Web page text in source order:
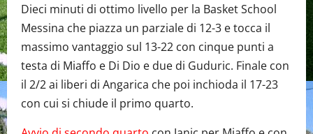
Dieci minuti di ottimo livello per la Basket School
Messina che piazza un parziale di 12-3 e tocca il
massimo vantaggio sul 13-22 con cinque punti a
testa di Miaffo e Di Dio e due di Guduric. Finale con
il 2/2 ai liberi di Angarica che poi inchioda il 17-23
con cui si chiude il primo quarto.